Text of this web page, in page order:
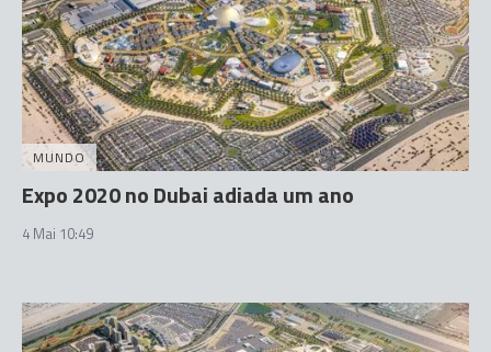
MUNDO
Expo 2020 no Dubai adiada um ano
4 Mai 10:49